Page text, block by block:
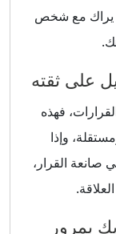
يراك مع شخص
فهذه
وإذا
القرار،
بمرور